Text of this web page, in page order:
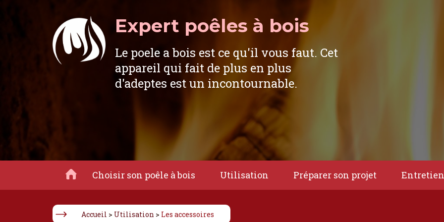
Choisir son poêle à bois Utilisation Préparer son projet Entretien
Expert poêles à bois
Le poele a bois est ce qu'il vous faut. Cet
appareil qui fait de plus en plus
d'adeptes est un incontournable.
Accueil > Utilisation > Les accessoires